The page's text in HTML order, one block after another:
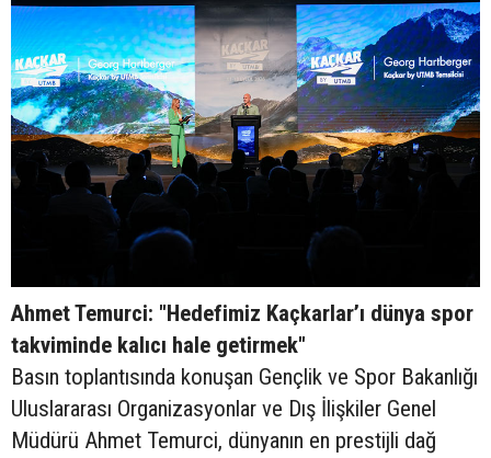
Ahmet Temurci: "Hedefimiz Kaçkarlar’ı dünya spor
takviminde kalıcı hale getirmek"
Basın toplantısında konuşan Gençlik ve Spor Bakanlığı
Uluslararası Organizasyonlar ve Dış İlişkiler Genel
Müdürü Ahmet Temurci, dünyanın en prestijli dağ